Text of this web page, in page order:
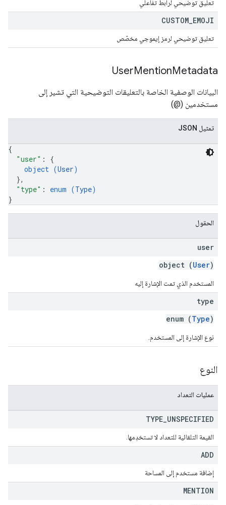
تعليق توضيحي لرابط تفاعلي
CUSTOM EMOJI
تعليق توضيحي لرمز إيموجي مخصّص
UserMentionMetadata
البيانات الوصفية الخاصة بالتعليقات التوضيحية التي تشير إلى
مستخدمين (@)
تمثيل JSON
{
"user" : {
object (User)
},
"type" : enum (Type)
}
الحقول
user
object (User)
المستخدم الذي تمت الإشارة إليه
type
enum (Type)
نوع الإشارة إلى المستخدم.
النوع
عمليات التعداد
TYPE UNSPECIFIED
القيمة التلقائية للتعداد لا تستخدِمها.
ADD
إضافة مستخدم إلى المساحة
MENTION